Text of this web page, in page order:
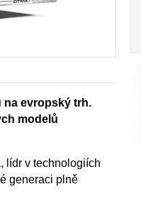
na evropský trh.
modelů
lídr v technologiích
generaci plně